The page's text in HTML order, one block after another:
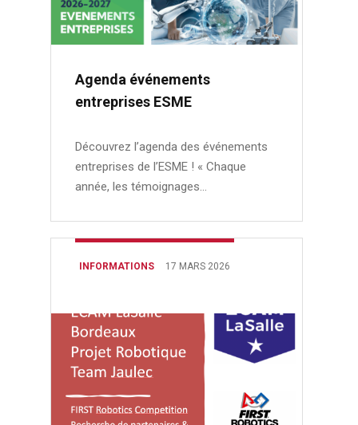
Agenda événements
entreprises ESME
Découvrez l’agenda des événements
entreprises de l’ESME ! « Chaque
année, les témoignages…
INFORMATIONS 17 MARS 2026